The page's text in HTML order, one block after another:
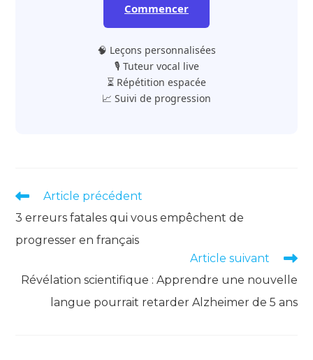
Commencer
🧠 Leçons personnalisées
🎙️ Tuteur vocal live
⏳ Répétition espacée
📈 Suivi de progression
Read
articles
Article précédent
3 erreurs fatales qui vous empêchent de
progresser en français
Article suivant
Révélation scientifique : Apprendre une nouvelle
langue pourrait retarder Alzheimer de 5 ans